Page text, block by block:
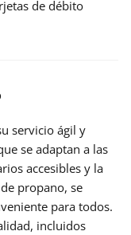
de débito
servicio ágil y
se adaptan a las
accesibles y la
propano, se
para todos.
incluidos